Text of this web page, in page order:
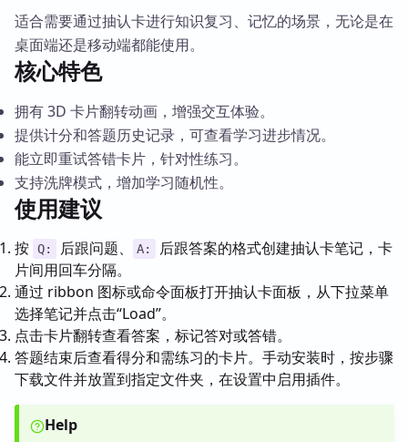
适合需要通过抽认卡进行知识复习、记忆的场景，无论是在
桌面端还是移动端都能使用。
核心特色
拥有 3D 卡片翻转动画，增强交互体验。
提供计分和答题历史记录，可查看学习进步情况。
能立即重试答错卡片，针对性练习。
支持洗牌模式，增加学习随机性。
使用建议
按 Q: 后跟问题、 A:
后跟答案的格式创建抽认卡笔记，卡
片间用回车分隔。
通过 ribbon 图标或命令面板打开抽认卡面板，从下拉菜单
选择笔记并点击“Load”。
点击卡片翻转查看答案，标记答对或答错。
答题结束后查看得分和需练习的卡片。手动安装时，按步骤
下载文件并放置到指定文件夹，在设置中启用插件。
Help